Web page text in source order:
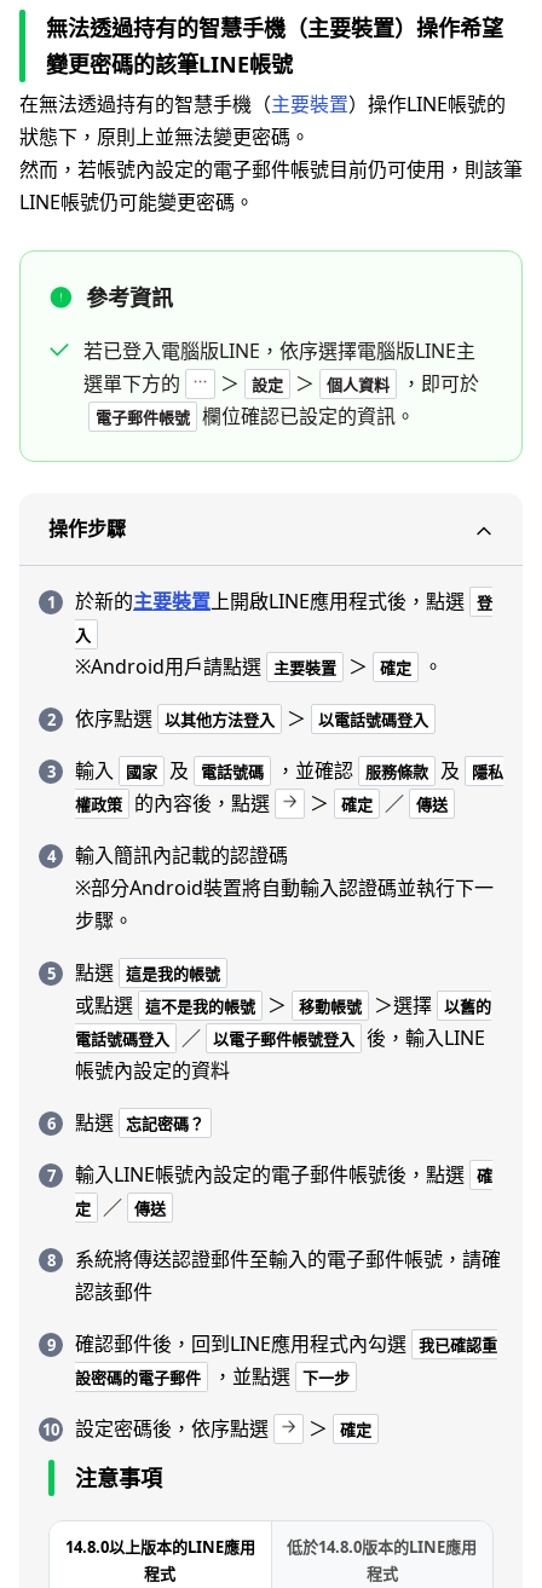
無法透過持有的智慧手機（主要裝置）操作希望
變更密碼的該筆LINE帳號
在無法透過持有的智慧手機（主要裝置）操作LINE帳號的
狀態下，原則上並無法變更密碼。
然而，若帳號內設定的電子郵件帳號目前仍可使用，則該筆
LINE帳號仍可能變更密碼。
參考資訊
若已登入電腦版LINE，依序選擇電腦版LINE主
選單下方的
＞ 設定 ＞ 個人資料 ，即可於
電子郵件帳號 欄位確認已設定的資訊。
操作步驟
於新的主要裝置上開啟LINE應用程式後，點選 登
入
※Android用戶請點選 主要裝置 ＞ 確定
。
依序點選 以其他方法登入 ＞ 以電話號碼登入
輸入 國家 及 電話號碼 ，並確認 服務條款 及
隱私
權政策
的內容後，點選 ＞ 確定 ／ 傳送
輸入簡訊內記載的認證碼
※部分Android裝置將自動輸入認證碼並執行下一
步驟。
點選 這是我的帳號
或點選 這不是我的帳號 ＞ 移動帳號 ＞選擇 以舊的
電話號碼登入
／ 以電子郵件帳號登入
後，輸入LINE
帳號內設定的資料
點選 忘記密碼？
輸入LINE帳號內設定的電子郵件帳號後，點選 確
定
／ 傳送
系統將傳送認證郵件至輸入的電子郵件帳號，請確
認該郵件
確認郵件後，回到LINE應用程式內勾選 我已確認重
設密碼的電子郵件
，並點選 下一步
設定密碼後，依序點選 ＞ 確定
注意事項
14.8.0以上版本的LINE應用
程式
低於14.8.0版本的LINE應用
程式